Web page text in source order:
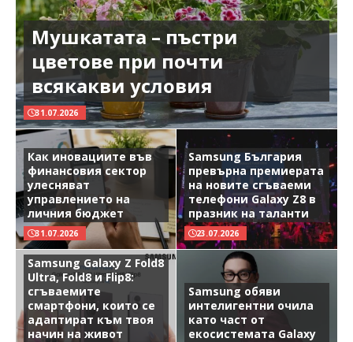
Мушкатата – пъстри
цветове при почти
всякакви условия
31.07.2026
Как иновациите във
финансовия сектор
улесняват
управлението на
личния бюджет
31.07.2026
Samsung България
превърна премиерата
на новите сгъваеми
телефони Galaxy Z8 в
празник на таланти
23.07.2026
Samsung Galaxy Z Fold8
Ultra, Fold8 и Flip8:
сгъваемите
смартфони, които се
адаптират към твоя
начин на живот
Samsung обяви
интелигентни очила
като част от
екосистемата Galaxy